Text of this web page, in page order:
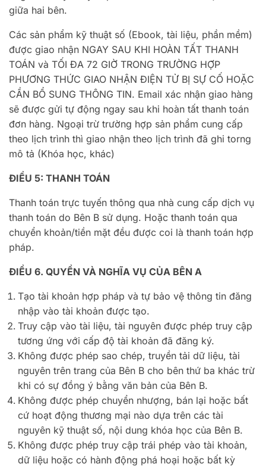
giữa hai bên.
Các sản phẩm kỹ thuật số (Ebook, tài liệu, phần mềm)
được giao nhận NGAY SAU KHI HOÀN TẤT THANH
TOÁN và TỐI ĐA 72 GIỜ TRONG TRƯỜNG HỢP
PHƯƠNG THỨC GIAO NHẬN ĐIỆN TỬ BỊ SỰ CỐ HOẶC
CẦN BỔ SUNG THÔNG TIN. Email xác nhận giao hàng
sẽ được gửi tự động ngay sau khi hoàn tất thanh toán
đơn hàng. Ngoại trừ trường hợp sản phẩm cung cấp
theo lịch trình thì giao nhận theo lịch trình đã ghi torng
mô tả (Khóa học, khác)
ĐIỀU 5: THANH TOÁN
Thanh toán trực tuyến thông qua nhà cung cấp dịch vụ
thanh toán do Bên B sử dụng. Hoặc thanh toán qua
chuyển khoản/tiền mặt đều được coi là thanh toán hợp
pháp.
ĐIỀU 6. QUYỀN VÀ NGHĨA VỤ CỦA BÊN A
Tạo tài khoản hợp pháp và tự bảo vệ thông tin đăng
nhập vào tài khoản được tạo.
Truy cập vào tài liệu, tài nguyên được phép truy cập
tương ứng với cấp độ tài khoản đã đăng ký.
Không được phép sao chép, truyền tải dữ liệu, tài
nguyên trên trang của Bên B cho bên thứ ba khác trừ
khi có sự đồng ý bằng văn bản của Bên B.
Không được phép chuyển nhượng, bán lại hoặc bất
cứ hoạt động thương mại nào dựa trên các tài
nguyên kỹ thuật số, nội dung khóa học của Bên B.
Không được phép truy cập trái phép vào tài khoản,
dữ liệu hoặc có hành động phá hoại hoặc bất kỳ